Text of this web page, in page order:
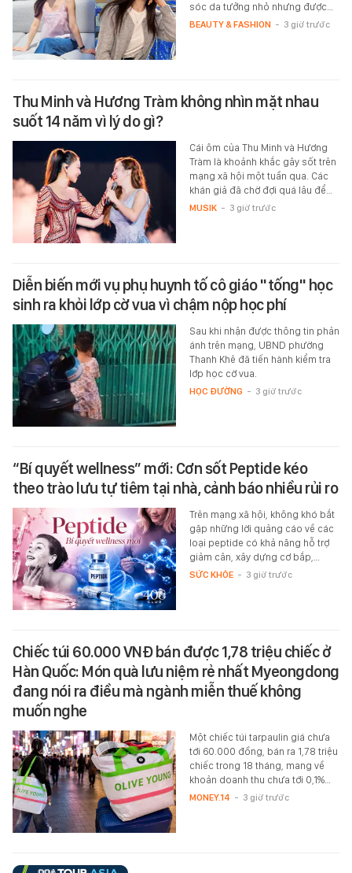
sóc da tưởng nhỏ nhưng được…
BEAUTY & FASHION - 3 giờ trước
Thu Minh và Hương Tràm không nhìn mặt nhau
suốt 14 năm vì lý do gì?
Cái ôm của Thu Minh và Hương
Tràm là khoảnh khắc gây sốt trên
mạng xã hội một tuần qua. Các
khán giả đã chờ đợi quá lâu để…
MUSIK - 3 giờ trước
Diễn biến mới vụ phụ huynh tố cô giáo "tống" học
sinh ra khỏi lớp cờ vua vì chậm nộp học phí
Sau khi nhận được thông tin phản
ánh trên mạng, UBND phường
Thanh Khê đã tiến hành kiểm tra
lớp học cờ vua.
HỌC ĐƯỜNG - 3 giờ trước
“Bí quyết wellness” mới: Cơn sốt Peptide kéo
theo trào lưu tự tiêm tại nhà, cảnh báo nhiều rủi ro
Trên mạng xã hội, không khó bắt
gặp những lời quảng cáo về các
loại peptide có khả năng hỗ trợ
giảm cân, xây dựng cơ bắp,…
SỨC KHỎE - 3 giờ trước
Chiếc túi 60.000 VNĐ bán được 1,78 triệu chiếc ở
Hàn Quốc: Món quà lưu niệm rẻ nhất Myeongdong
đang nói ra điều mà ngành miễn thuế không
muốn nghe
Một chiếc túi tarpaulin giá chưa
tới 60.000 đồng, bán ra 1,78 triệu
chiếc trong 18 tháng, mang về
khoản doanh thu chưa tới 0,1%…
MONEY.14 - 3 giờ trước